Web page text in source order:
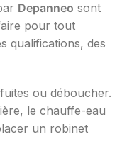
Depanneo sont
pour tout
qualifications, des
ou déboucher.
le chauffe-eau
un robinet